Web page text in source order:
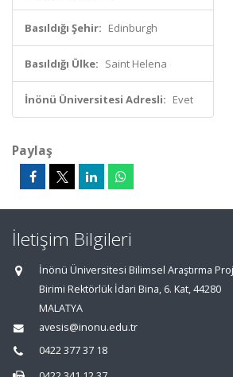
Basıldığı Şehir: Edinburgh
Basıldığı Ülke: Saint Helena
İnönü Üniversitesi Adresli: Evet
Paylaş
İletişim Bilgileri
İnönü Üniversitesi Bilimsel Araştırma
Birimi Rektörlük İdari Bina, 6. Kat, 44280
MALATYA
avesis@inonu.edu.tr
0422 377 37 18